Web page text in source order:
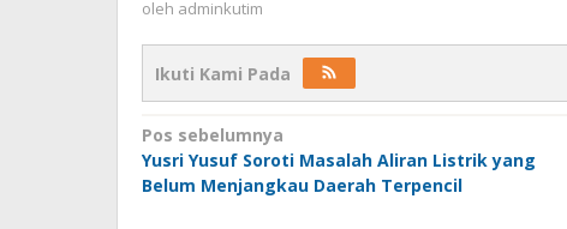
oleh adminkutim
Ikuti Kami Pada
Navigasi
pos
Pos sebelumnya
Yusri Yusuf Soroti Masalah Aliran Listrik yang
Belum Menjangkau Daerah Terpencil